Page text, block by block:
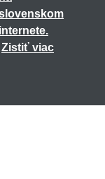
Zistiť viac